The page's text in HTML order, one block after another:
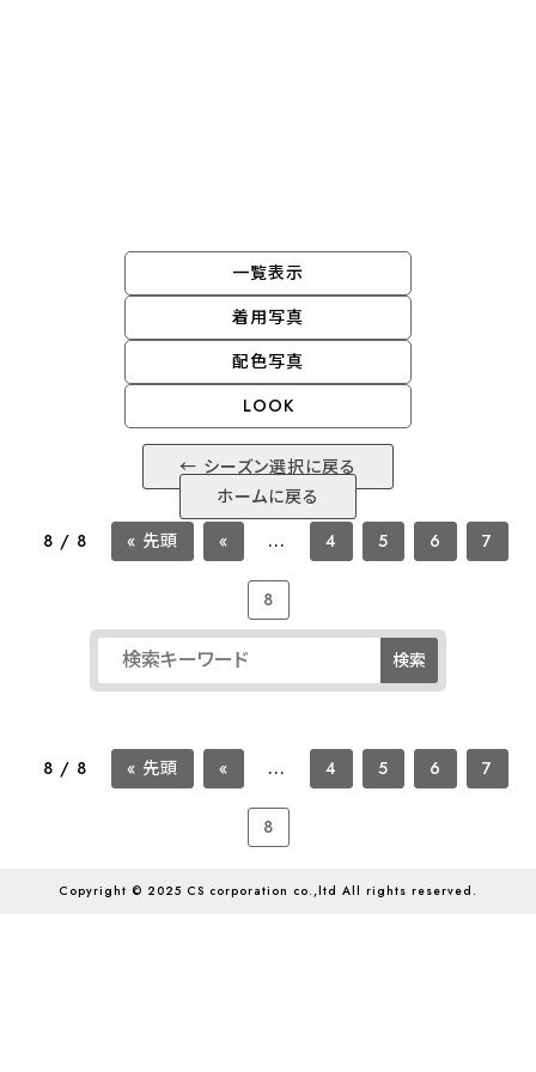
一覧表示
着用写真
配色写真
LOOK
← シーズン選択に戻る
ホームに戻る
8 / 8
« 先頭 « ... 4 5 6 7
8
検索
8 / 8 « 先頭 « ... 4 5 6 7
8
Copyright © 2025 CS corporation co.,ltd All rights reserved.